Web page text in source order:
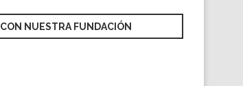
NUESTRA FUNDACIÓN